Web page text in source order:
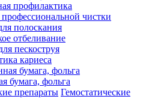
профилактика
чистки
полоскания
отбеливание
пескоструя
кариеса
бумага, фольга
Гемостатические